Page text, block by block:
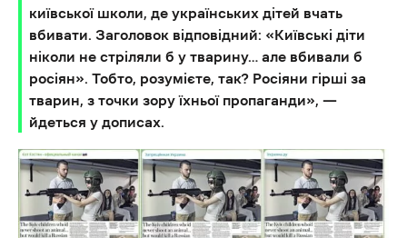
київської школи, де українських дітей вчать
вбивати. Заголовок відповідний: «Київські діти
ніколи не стріляли б у тварину… але вбивали б
росіян». Тобто, розумієте, так? Росіяни гірші за
тварин, з точки зору їхньої пропаганди», —
йдеться у дописах.